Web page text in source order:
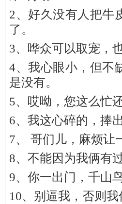
2、好久没有人把牛
了。
3、哗众可以取宠，
4、我心眼小，但不
是没有。
5、哎呦，您这么忙
6、我这心碎的，捧
7、 哥们儿，麻烦让
8、不能因为我俩有
9、你一出门，千山
10、别逼我，否则